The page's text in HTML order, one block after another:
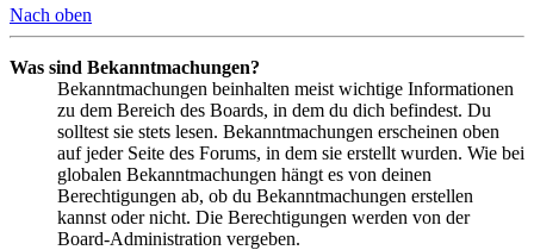
Nach oben
Was sind Bekanntmachungen?
Bekanntmachungen beinhalten meist wichtige Informationen
zu dem Bereich des Boards, in dem du dich befindest. Du
solltest sie stets lesen. Bekanntmachungen erscheinen oben
auf jeder Seite des Forums, in dem sie erstellt wurden. Wie bei
globalen Bekanntmachungen hängt es von deinen
Berechtigungen ab, ob du Bekanntmachungen erstellen
kannst oder nicht. Die Berechtigungen werden von der
Board-Administration vergeben.